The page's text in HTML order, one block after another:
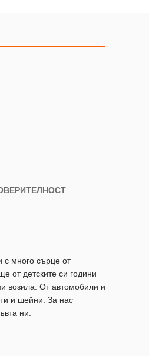
с много сърце от
от детските си години
возила. От автомобили и
и шейни. За нас
ни.